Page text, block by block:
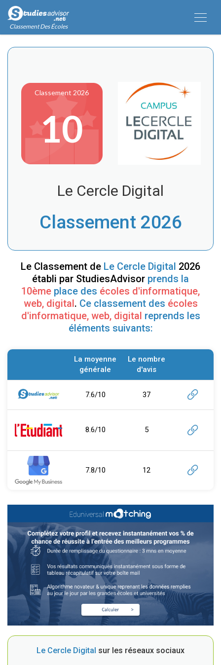
Classement Des Écoles
Classement 2026
10
Le Cercle Digital
Classement 2026
Le Classement de Le Cercle Digital 2026
établi par StudiesAdvisor prends la
10ème place des écoles d'informatique,
web, digital. Ce classement des écoles
d'informatique, web, digital reprends les
éléments suivants:
La moyenne
générale
Le nombre
d'avis
7.6/10 37
8.6/10 5
7.8/10 12
Le Cercle Digital sur les réseaux sociaux